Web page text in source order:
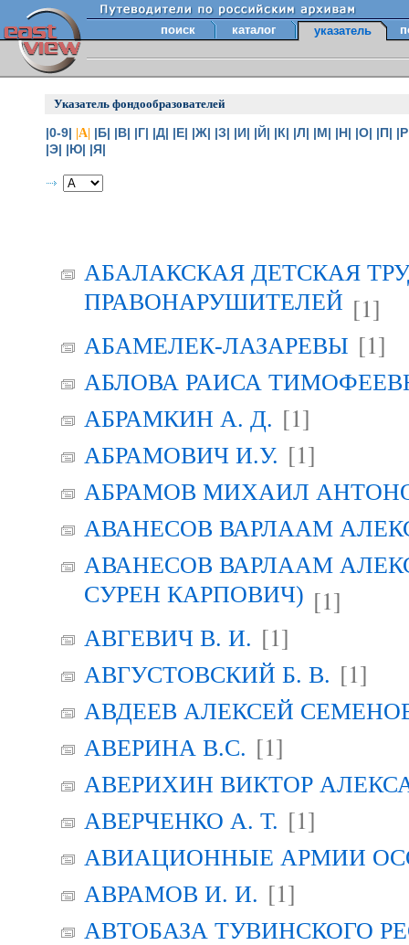
поиск каталог указатель
Указатель фондообразователей
|0-9| |А| |Б| |В| |Г| |Д| |Е| |Ж| |З| |И| |Й| |К| |Л| |М| |Н| |О| |П|
|Э| |Ю| |Я|
АБАЛАКСКАЯ ДЕТСКАЯ
ПРАВОНАРУШИТЕЛЕЙ [1]
АБАМЕЛЕК-ЛАЗАРЕВЫ [1]
АБЛОВА РАИСА
АБРАМКИН А. Д. [1]
АБРАМОВИЧ И.У. [1]
АБРАМОВ МИХАИЛ
АВАНЕСОВ ВАРЛААМ
АВАНЕСОВ ВАРЛААМ
СУРЕН КАРПОВИЧ) [1]
АВГЕВИЧ В. И. [1]
АВГУСТОВСКИЙ Б. В. [1]
АВДЕЕВ АЛЕКСЕЙ
АВЕРИНА B.C. [1]
АВЕРИХИН ВИКТОР
АВЕРЧЕНКО А. Т. [1]
АВИАЦИОННЫЕ АРМИИ
АВРАМОВ И. И. [1]
АВТОБАЗА ТУВИНСКОГО